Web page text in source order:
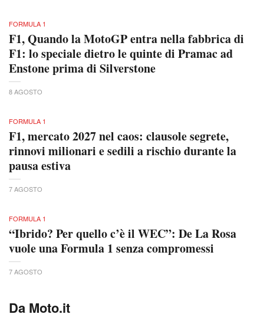
FORMULA 1
F1, Quando la MotoGP entra nella fabbrica di
F1: lo speciale dietro le quinte di Pramac ad
Enstone prima di Silverstone
8 AGOSTO
FORMULA 1
F1, mercato 2027 nel caos: clausole segrete,
rinnovi milionari e sedili a rischio durante la
pausa estiva
7 AGOSTO
FORMULA 1
“Ibrido? Per quello c’è il WEC”: De La Rosa
vuole una Formula 1 senza compromessi
7 AGOSTO
Da Moto.it